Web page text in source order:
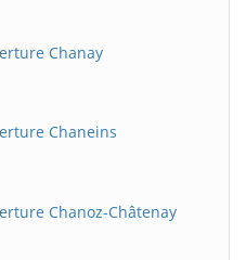
Chanay
Chaneins
Chanoz-Châtenay